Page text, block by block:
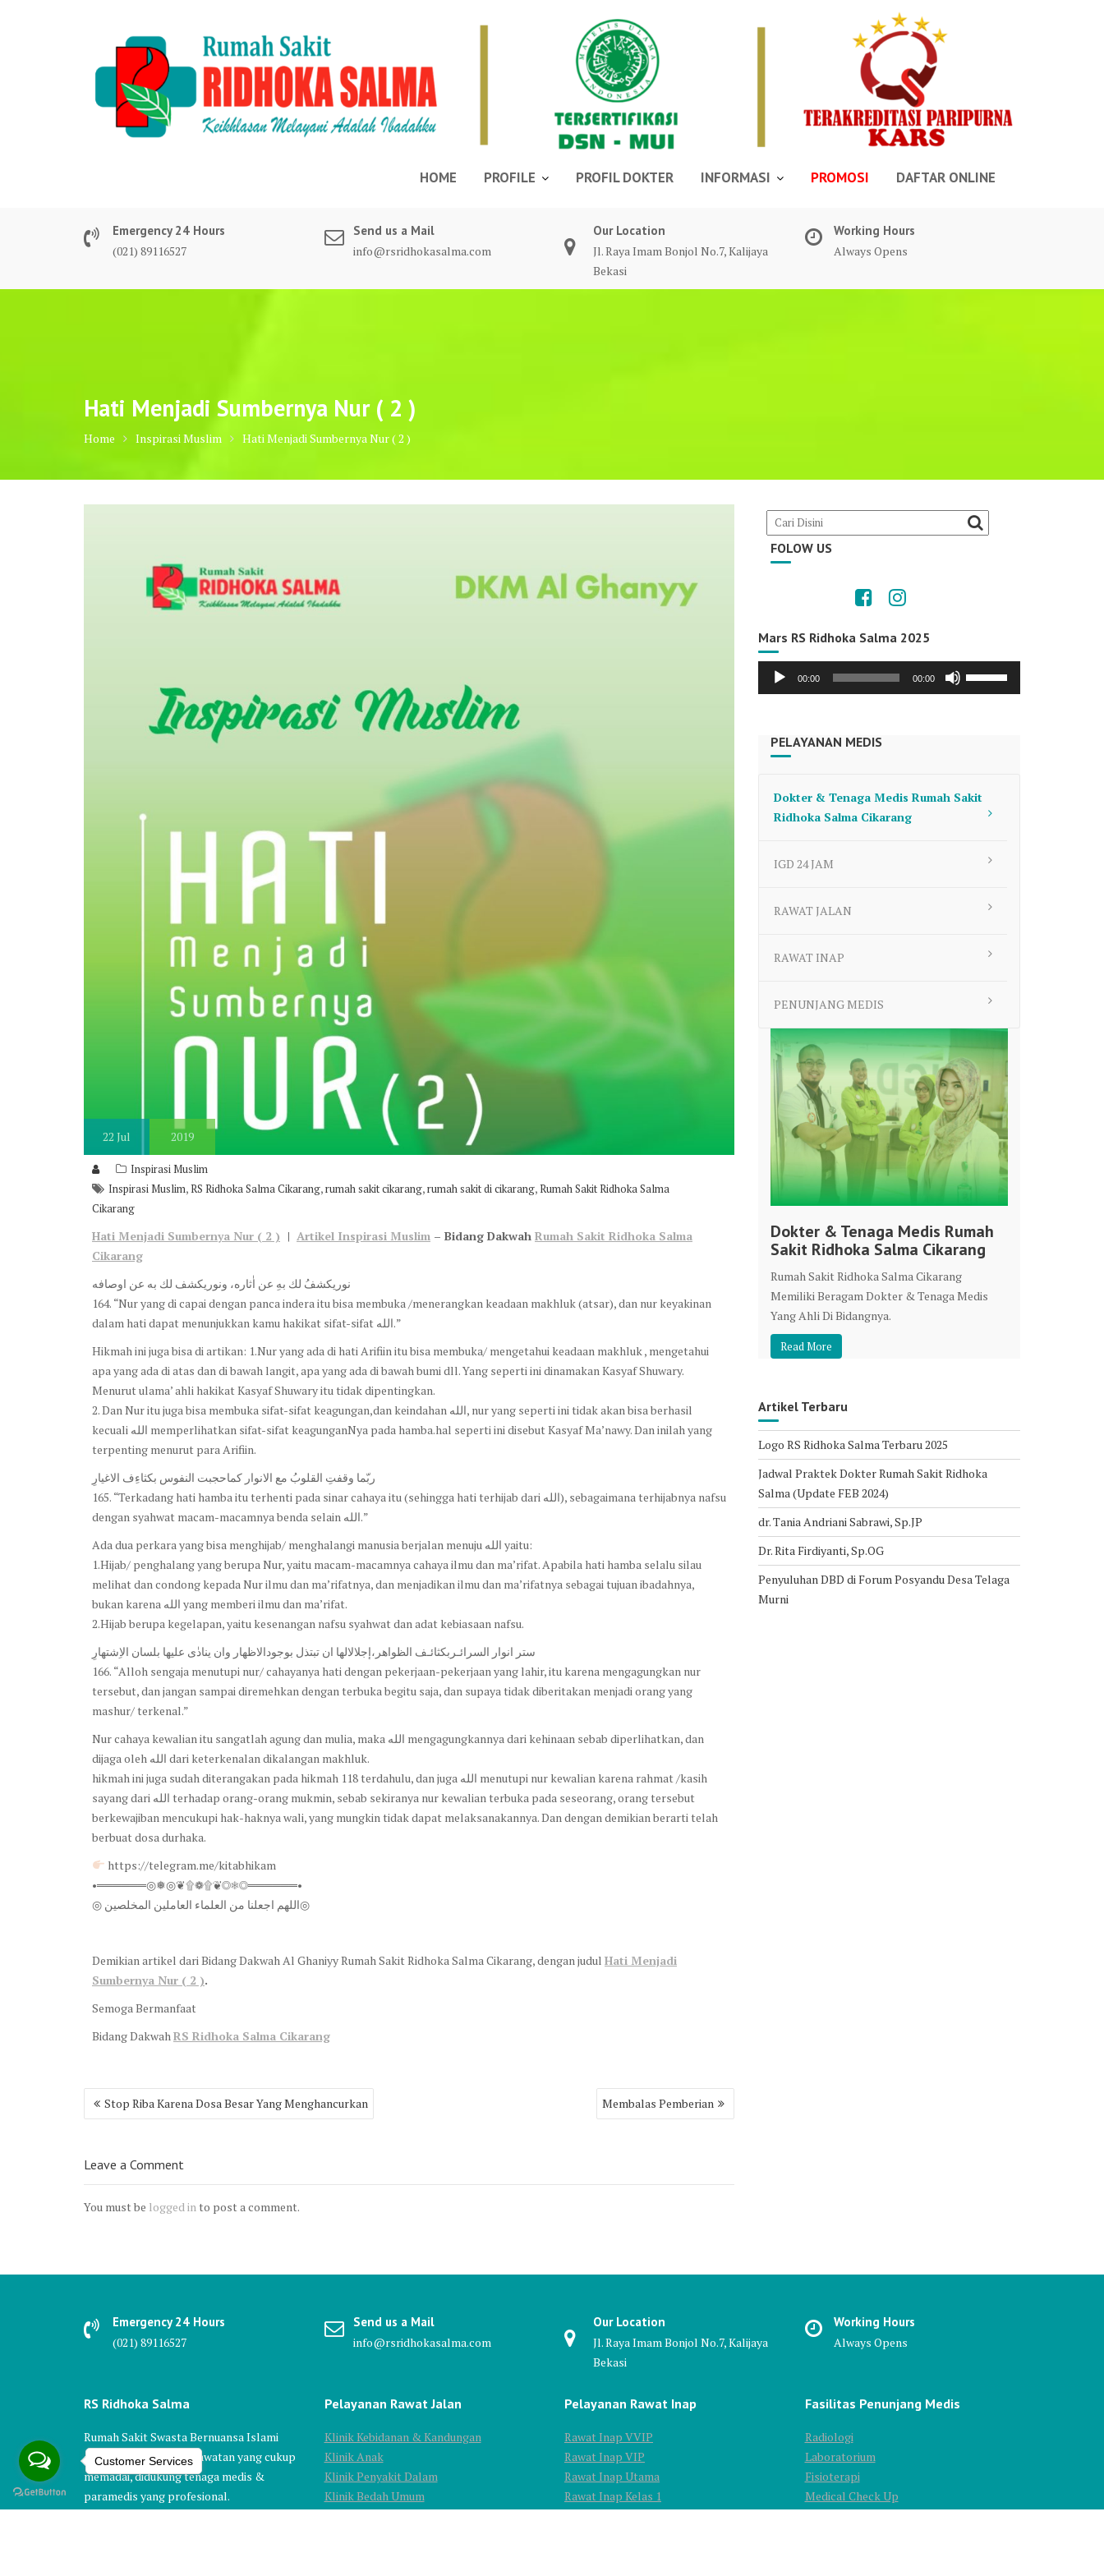
HOME PROFILE PROFIL DOKTER INFORMASI PROMOSI DAFTAR ONLINE
Emergency 24 Hours
(021) 89116527
Send us a Mail
info@rsridhokasalma.com
Our Location
Jl. Raya Imam Bonjol No.7, Kalijaya
Bekasi
Working Hours
Always Opens
Hati Menjadi Sumbernya Nur ( 2 )
Home Inspirasi Muslim Hati Menjadi Sumbernya Nur ( 2 )
22 Jul 2019
Inspirasi Muslim
Inspirasi Muslim,RS Ridhoka Salma Cikarang,rumah sakit cikarang,rumah sakit di cikarang,Rumah Sakit Ridhoka Salma
Cikarang
Hati Menjadi Sumbernya Nur ( 2 ) | Artikel Inspirasi Muslim – Bidang Dakwah Rumah Sakit Ridhoka Salma
Cikarang
نوريكشفُ لك بهِ عن اٰثاره، ونوريكشف لك به عن اوصافه
164. “Nur yang di capai dengan panca indera itu bisa membuka /menerangkan keadaan makhluk (atsar), dan nur keyakinan
dalam hati dapat menunjukkan kamu hakikat sifat-sifat الله.”
Hikmah ini juga bisa di artikan: 1.Nur yang ada di hati Arifiin itu bisa membuka/ mengetahui keadaan makhluk , mengetahui
apa yang ada di atas dan di bawah langit, apa yang ada di bawah bumi dll. Yang seperti ini dinamakan Kasyaf Shuwary.
Menurut ulama’ ahli hakikat Kasyaf Shuwary itu tidak dipentingkan.
2. Dan Nur itu juga bisa membuka sifat-sifat keagungan,dan keindahan الله, nur yang seperti ini tidak akan bisa berhasil
kecuali الله memperlihatkan sifat-sifat keagunganNya pada hamba.hal seperti ini disebut Kasyaf Ma’nawy. Dan inilah yang
terpenting menurut para Arifiin.
ربّما وقفتِ القلوبُ مع الانوار كماحجبت النفوس بكثاءِف الاغيارِ
165. “Terkadang hati hamba itu terhenti pada sinar cahaya itu (sehingga hati terhijab dari الله), sebagaimana terhijabnya nafsu
dengan syahwat macam-macamnya benda selain الله.”
Ada dua perkara yang bisa menghijab/ menghalangi manusia berjalan menuju الله yaitu:
1.Hijab/ penghalang yang berupa Nur, yaitu macam-macamnya cahaya ilmu dan ma’rifat. Apabila hati hamba selalu silau
melihat dan condong kepada Nur ilmu dan ma’rifatnya, dan menjadikan ilmu dan ma’rifatnya sebagai tujuan ibadahnya,
bukan karena الله yang memberi ilmu dan ma’rifat.
2.Hijab berupa kegelapan, yaitu kesenangan nafsu syahwat dan adat kebiasaan nafsu.
ستر انوار السرائـربكثائـف الظواهر،إجلالالها ان تبتذل بوجودالاظهار وان ينادٰى عليها بلسان الاِشتهارِ
166. “Alloh sengaja menutupi nur/ cahayanya hati dengan pekerjaan-pekerjaan yang lahir, itu karena mengagungkan nur
tersebut, dan jangan sampai diremehkan dengan terbuka begitu saja, dan supaya tidak diberitakan menjadi orang yang
mashur/ terkenal.”
Nur cahaya kewalian itu sangatlah agung dan mulia, maka الله mengagungkannya dari kehinaan sebab diperlihatkan, dan
dijaga oleh الله dari keterkenalan dikalangan makhluk.
hikmah ini juga sudah diterangakan pada hikmah 118 terdahulu, dan juga الله menutupi nur kewalian karena rahmat /kasih
sayang dari الله terhadap orang-orang mukmin, sebab sekiranya nur kewalian terbuka pada seseorang, orang tersebut
berkewajiban mencukupi hak-haknya wali, yang mungkin tidak dapat melaksanakannya. Dan dengan demikian berarti telah
berbuat dosa durhaka.
https://telegram.me/kitabhikam
•══════◎❅◎❦۩❁۩❦◎❅◎══════•
◎ اللهم اجعلنا من العلماء العاملين المخلصين◎
Demikian artikel dari Bidang Dakwah Al Ghaniyy Rumah Sakit Ridhoka Salma Cikarang, dengan judul Hati Menjadi
Sumbernya Nur ( 2 ).
Semoga Bermanfaat
Bidang DakwahRS Ridhoka Salma Cikarang
Post
navigation
Stop Riba Karena Dosa Besar Yang Menghancurkan Membalas Pemberian
Leave a Comment
You must be logged into post a comment.
FOLOW US
Mars RS Ridhoka Salma 2025
Audio
00:00 00:00
decrease
PELAYANAN MEDIS
Dokter & Tenaga Medis Rumah Sakit
Ridhoka Salma Cikarang
IGD 24 JAM
RAWAT JALAN
RAWAT INAP
PENUNJANG MEDIS
Dokter & Tenaga Medis Rumah
Sakit Ridhoka Salma Cikarang
Rumah Sakit Ridhoka Salma Cikarang
Memiliki Beragam Dokter & Tenaga Medis
Yang Ahli Di Bidangnya.
Read More
Artikel Terbaru
Logo RS Ridhoka Salma Terbaru 2025
Jadwal Praktek Dokter Rumah Sakit Ridhoka
Salma (Update FEB 2024)
dr. Tania Andriani Sabrawi, Sp.JP
Dr. Rita Firdiyanti, Sp.OG
Penyuluhan DBD di Forum Posyandu Desa Telaga
Murni
Emergency 24 Hours
(021) 89116527
Send us a Mail
info@rsridhokasalma.com
Our Location
Jl. Raya Imam Bonjol No.7, Kalijaya
Bekasi
Working Hours
Always Opens
RS Ridhoka Salma
Rumah Sakit Swasta Bernuansa Islami
dengan fasilitas & perawatan yang cukup
memadai, didukung tenaga medis &
paramedis yang profesional.
Pelayanan Rawat Jalan
Klinik Kebidanan & Kandungan
Klinik Anak
Klinik Penyakit Dalam
Klinik Bedah Umum
Pelayanan Rawat Inap
Rawat Inap VVIP
Rawat Inap VIP
Rawat Inap Utama
Rawat Inap Kelas 1
Fasilitas Penunjang Medis
Radiologi
Laboratorium
Fisioterapi
Medical Check Up
Customer Services